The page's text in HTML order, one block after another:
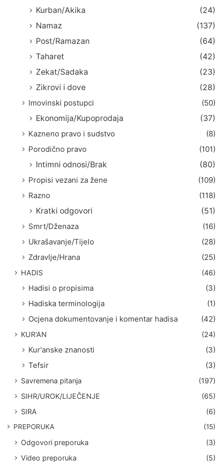
Kurban/Akika
(24)
Namaz
(137)
Post/Ramazan
(64)
Taharet
(42)
Zekat/Sadaka
(23)
Zikrovi i dove
(28)
Imovinski postupci
(50)
Ekonomija/Kupoprodaja
(37)
Kazneno pravo i sudstvo
(8)
Porodično pravo
(101)
Intimni odnosi/Brak
(80)
Propisi vezani za žene
(109)
Razno
(118)
Kratki odgovori
(51)
Smrt/Dženaza
(16)
Ukrašavanje/Tijelo
(28)
Zdravlje/Hrana
(25)
HADIS (46)
Hadisi o propisima
(3)
Hadiska terminologija
(1)
Ocjena dokumentovanje i komentar hadisa
(42)
KUR'AN (24)
Kur'anske znanosti
(3)
Tefsir
(3)
Savremena pitanja
(197)
SIHR/UROK/LIJEČENJE
(65)
SIRA
(6)
PREPORUKA (15)
Odgovori preporuka
(3)
Video preporuka
(5)